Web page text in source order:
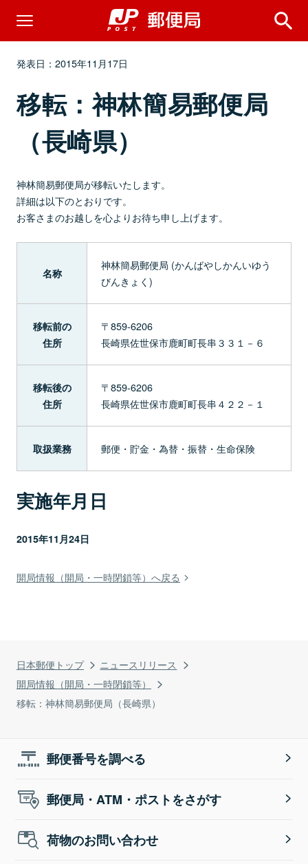
日本郵便トップ
ニュースリリース
開局情報（開局・一時閉鎖等）
移転：神林簡易郵便局（長崎県）
発表日：2015年11月17日
移転：神林簡易郵便局
（長崎県）
神林簡易郵便局が移転いたします。
詳細は以下のとおりです。
お客さまのお越しを心よりお待ち申し上げます。
名称
神林簡易郵便局 (かんばやしかんいゆう
びんきょく)
移転前の
住所
〒859-6206
長崎県佐世保市鹿町町長串３３１－６
移転後の
住所
〒859-6206
長崎県佐世保市鹿町町長串４２２－１
取扱業務 郵便・貯金・為替・振替・生命保険
実施年月日
2015年11月24日
開局情報（開局・一時閉鎖等）へ戻る
郵便番号を調べる
郵便局・ATM・ポストをさがす
荷物のお問い合わせ